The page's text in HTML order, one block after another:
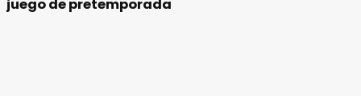
juego de pretemporada